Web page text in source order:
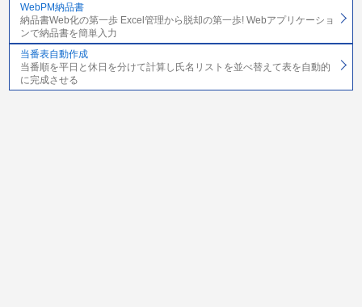
WebPM納品書
納品書Web化の第一歩 Excel管理から脱却の第一歩! Webアプリケーショ
ンで納品書を簡単入力
当番表自動作成
当番順を平日と休日を分けて計算し氏名リストを並べ替えて表を自動的
に完成させる